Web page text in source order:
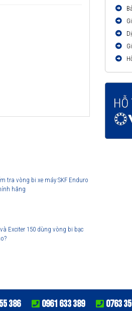
tra vòng bi xe máy SKF Enduro
hãng
Exciter 150 dùng vòng bi bạc
386 0961 633 389 0763